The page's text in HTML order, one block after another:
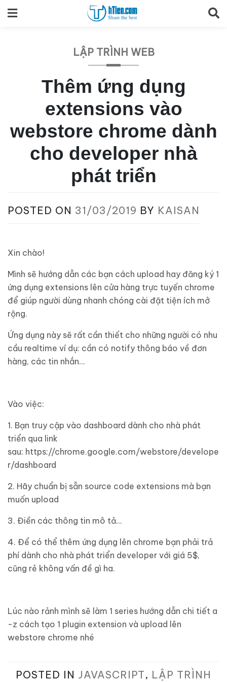
to
LẬP TRÌNH WEB
Thêm ứng dụng
extensions vào
webstore chrome dành
cho developer nhà
phát triển
POSTED ON 31/03/2019 BY KAISAN
Xin chào!
Mình sẽ hướng dẫn các bạn cách upload hay đăng ký 1
ứng dụng extensions lên cửa hàng trực tuyến chrome
để giúp người dùng nhanh chóng cài đặt tiện ích mở
rộng.
Ứng dụng này sẽ rất cần thiết cho những người có nhu
cầu realtime ví dụ: cần có notify thông báo về đơn
hàng, các tin nhắn…
Vào việc:
1. Bạn truy cập vào dashboard dành cho nhà phát
triển qua link
sau: https://chrome.google.com/webstore/develope
r/dashboard
2. Hãy chuẩn bị sẵn source code extensions mà bạn
muốn upload
3. Điền các thông tin mô tả…
4. Để có thể thêm ứng dụng lên chrome bạn phải trả
phí dành cho nhà phát triển developer với giá 5$,
cũng rẻ không vấn đề gì ha.
Lúc nào rảnh mình sẽ làm 1 series hướng dẫn chi tiết a
-z cách tạo 1 plugin extension và upload lên
webstore chrome nhé
POSTED IN JAVASCRIPT, LẬP TRÌNH